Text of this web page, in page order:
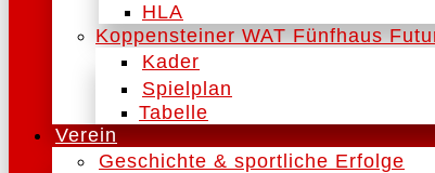
HLA
Koppensteiner WAT Fünfhaus
Kader
Spielplan
Tabelle
Verein
Geschichte & sportliche Erfolge